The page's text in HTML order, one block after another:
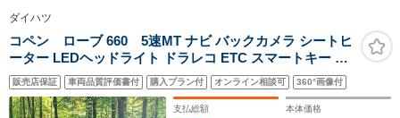
ダイハツ
コペン ローブ 660 5速MT ナビ バックカメラ シートヒ
ーター LEDヘッドライト ドラレコ ETC スマートキー 純
正16インチAW オートエアコン Bluetooth
販売店保証 車両品質評価書付 購入プラン付 オンライン相談可 360°画像付
支払総額 本体価格